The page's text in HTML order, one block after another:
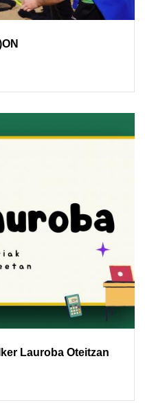
Lauroba Oteitzan